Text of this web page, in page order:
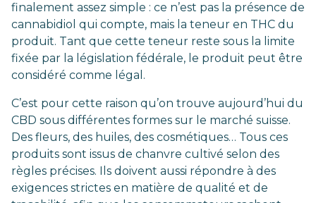
finalement assez simple : ce n’est pas la présence de
cannabidiol qui compte, mais la teneur en THC du
produit. Tant que cette teneur reste sous la limite
fixée par la législation fédérale, le produit peut être
considéré comme légal.
C’est pour cette raison qu’on trouve aujourd’hui du
CBD sous différentes formes sur le marché suisse.
Des fleurs, des huiles, des cosmétiques… Tous ces
produits sont issus de chanvre cultivé selon des
règles précises. Ils doivent aussi répondre à des
exigences strictes en matière de qualité et de